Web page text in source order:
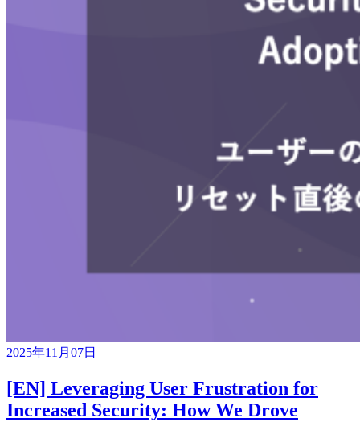
2025年11月07日
[EN] Leveraging User Frustration for
Increased Security: How We Drove